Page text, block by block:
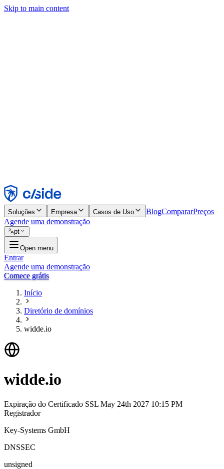
Skip to main content
Rejeitar
Soluções Empresa Casos de Uso BlogCompararPreços
Agende uma demonstração
pt
Open menu
Entrar
Agende uma demonstração
Comece grátis
Início
Diretório de domínios
widde.io
widde.io
Expiração do Certificado SSL May 24th 2027 10:15 PM
Registrador
Key-Systems GmbH
DNSSEC
unsigned